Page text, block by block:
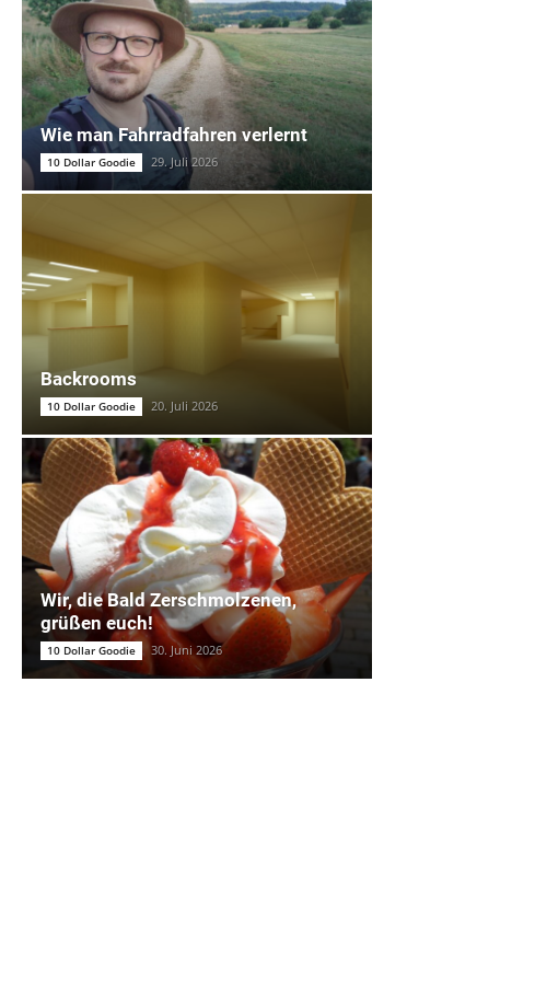
Wie man Fahrradfahren verlernt
10 Dollar Goodie 29. Juli 2026
Backrooms
10 Dollar Goodie 20. Juli 2026
Wir, die Bald Zerschmolzenen,
grüßen euch!
10 Dollar Goodie 30. Juni 2026